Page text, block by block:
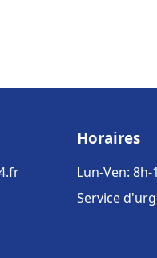
Horaires
Lun-Ven: 8h-
Service